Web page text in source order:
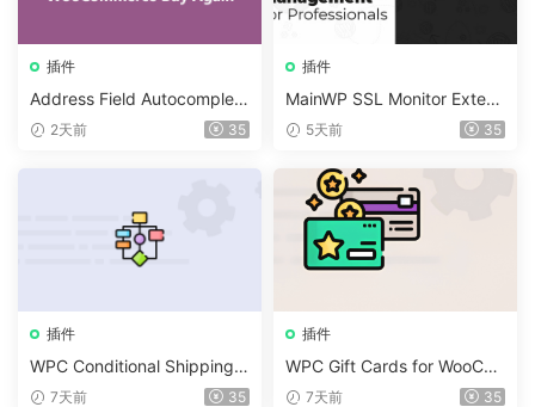
插件
Address Field Autocomplete
For WooCommerce v1.3.2
2天前 35
插件
MainWP SSL Monitor Extens
ion v5.2
5天前 35
插件
WPC Conditional Shipping &
Payments (Premium) v1.0.2
7天前 35
插件
WPC Gift Cards for WooCo
mmerce (Premium) v1.0.2
7天前 35